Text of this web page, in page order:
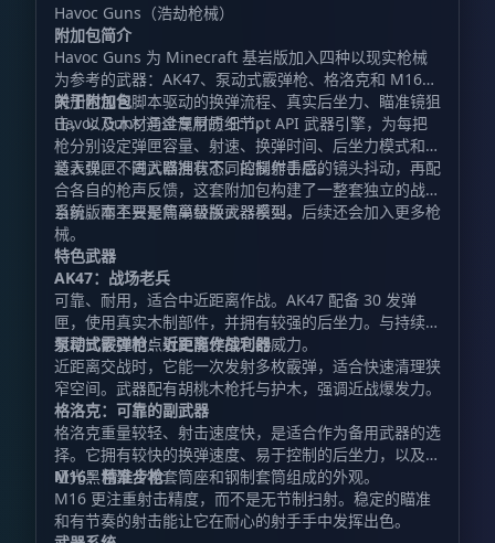
Havoc Guns（浩劫枪械）
附加包简介
Havoc Guns 为 Minecraft 基岩版加入四种以现实枪械
为参考的武器：AK47、泵动式霰弹枪、格洛克和 M16。
附加包包含脚本驱动的换弹流程、真实后坐力、瞄准镜狙
击，以及木材与金属材质细节。
关于附加包
Havoc Guns 通过专用的 Script API 武器引擎，为每把
枪分别设定弹匣容量、射速、换弹时间、后坐力模式和弹
道表现。不同武器拥有不同的操作手感。
装入弹匣、进入瞄准状态、控制射击后的镜头抖动，再配
合各自的枪声反馈，这套附加包构建了一整套独立的战斗
系统，而不只是简单替换武器模型。
当前版本主要聚焦高级版火器系列，后续还会加入更多枪
械。
特色武器
AK47：战场老兵
可靠、耐用，适合中近距离作战。AK47 配备 30 发弹
匣，使用真实木制部件，并拥有较强的后坐力。与持续扫
射相比，控制点射更能发挥它的威力。
泵动式霰弹枪：近距离作战利器
近距离交战时，它能一次发射多枚霰弹，适合快速清理狭
窄空间。武器配有胡桃木枪托与护木，强调近战爆发力。
格洛克：可靠的副武器
格洛克重量较轻、射击速度快，是适合作为备用武器的选
择。它拥有较快的换弹速度、易于控制的后坐力，以及由
哑光黑色聚合物套筒座和钢制套筒组成的外观。
M16：精准步枪
M16 更注重射击精度，而不是无节制扫射。稳定的瞄准
和有节奏的射击能让它在耐心的射手手中发挥出色。